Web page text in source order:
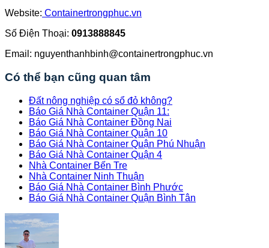
Website: Containertrongphuc.vn
Số Điện Thoại: 0913888845
Email: nguyenthanhbinh@containertrongphuc.vn
Có thể bạn cũng quan tâm
Đất nông nghiệp có sổ đỏ không?
Báo Giá Nhà Container Quận 11:
Báo Giá Nhà Container Đồng Nai
Báo Giá Nhà Container Quận 10
Báo Giá Nhà Container Quận Phú Nhuận
Báo Giá Nhà Container Quận 4
Nhà Container Bến Tre
Nhà Container Ninh Thuận
Báo Giá Nhà Container Bình Phước
Báo Giá Nhà Container Quận Bình Tân